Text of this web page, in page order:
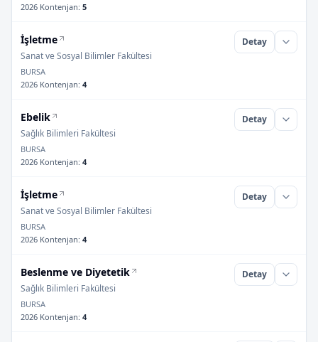
2026 Kontenjan: 5
İşletme
Sanat ve Sosyal Bilimler Fakültesi
Detay
BURSA
2026 Kontenjan: 4
Ebelik
Sağlık Bilimleri Fakültesi
Detay
BURSA
2026 Kontenjan: 4
İşletme
Sanat ve Sosyal Bilimler Fakültesi
Detay
BURSA
2026 Kontenjan: 4
Beslenme ve Diyetetik
Sağlık Bilimleri Fakültesi
Detay
BURSA
2026 Kontenjan: 4